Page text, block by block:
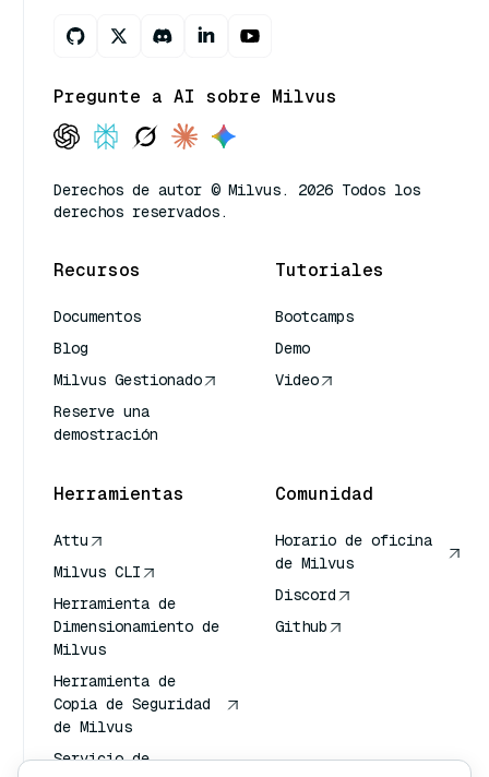
Pregunte a AI sobre Milvus
Derechos de autor © Milvus. 2026 Todos los
derechos reservados.
Recursos
Documentos
Blog
Milvus Gestionado
Reserve una
demostración
Tutoriales
Bootcamps
Demo
Video
Herramientas
Attu
Milvus CLI
Herramienta de
Dimensionamiento de
Milvus
Herramienta de
Copia de Seguridad
de Milvus
Servicio de
Comunidad
Horario de oficina
de Milvus
Discord
Github